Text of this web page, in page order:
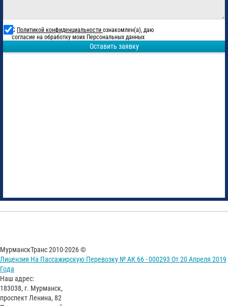
С Политикой конфиденциальности ознакомлен(а), даю
согласие на обработку моих Персональных данных
Оставить заявку
МурманскТранс 2010-2026 ©
Лицензия На Пассажирскую Перевозку № АК 66 - 000293 От 20 Апреля 2019
Года
Наш адрес:
183038, г. Мурманск,
проспект Ленина, 82